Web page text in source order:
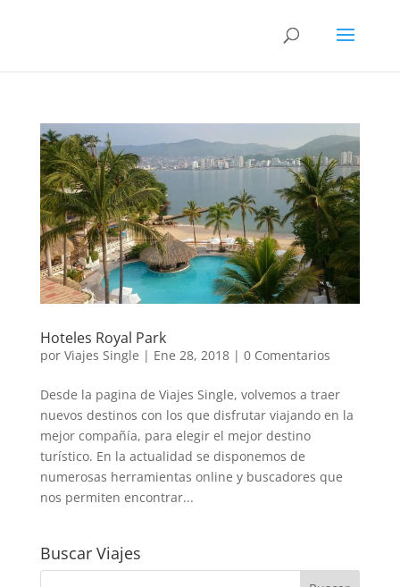
Hoteles Royal Park
por Viajes Single | Ene 28, 2018| 0 Comentarios
Desde la pagina de Viajes Single, volvemos a traer
nuevos destinos con los que disfrutar viajando en la
mejor compañía, para elegir el mejor destino
turístico. En la actualidad se disponemos de
numerosas herramientas online y buscadores que
nos permiten encontrar...
Buscar Viajes